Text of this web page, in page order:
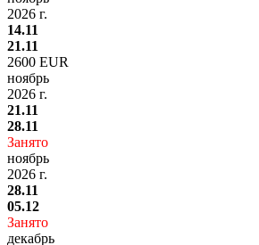
2026 г.
14.11
21.11
2600 EUR
ноябрь
2026 г.
21.11
28.11
Занято
ноябрь
2026 г.
28.11
05.12
Занято
декабрь